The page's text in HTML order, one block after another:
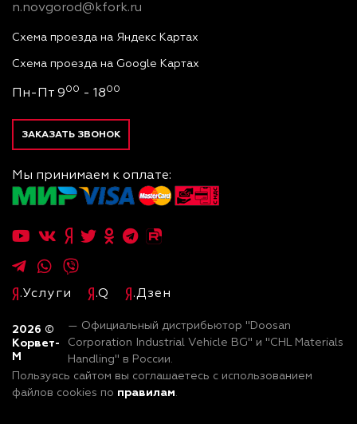
n.novgorod@kfork.ru
Схема проезда на Яндекс Картах
Схема проезда на Google Картах
Пн-Пт 900 - 1800
ЗАКАЗАТЬ ЗВОНОК
Мы принимаем к оплате:
.Услуги .Q .Дзен
2026 ©
Корвет-
М
— Официальный дистрибьютор "Doosan
Corporation Industrial Vehicle BG" и "CHL Materials
Handling" в России.
Пользуясь сайтом вы соглашаетесь с использованием
файлов cookies по правилам.